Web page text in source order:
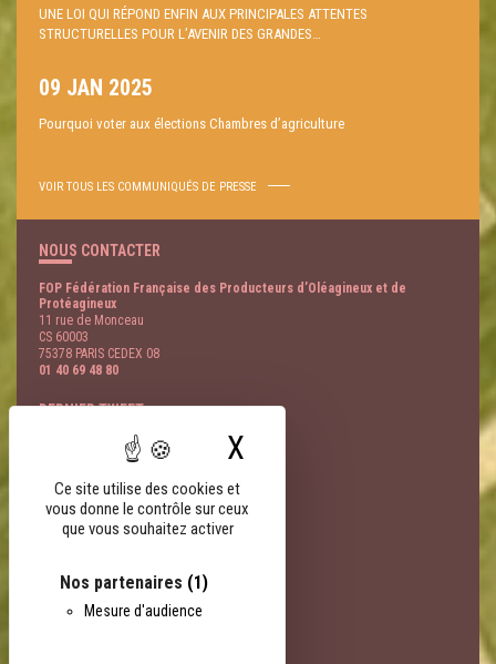
Ce site utilise des cookies et
vous donne le contrôle sur ceux
que vous souhaitez activer
Nos partenaires (1)
Mesure d'audience
X Masquer le
UNE LOI QUI RÉPOND ENFIN AUX PRINCIPALES ATTENTES
STRUCTURELLES POUR L’AVENIR DES GRANDES…
09 JAN 2025
Pourquoi voter aux élections Chambres d’agriculture
VOIR TOUS LES COMMUNIQUÉS DE PRESSE
NOUS CONTACTER
FOP Fédération Française des Producteurs d’Oléagineux et de
Protéagineux
11 rue de Monceau
CS 60003
75378 PARIS CEDEX 08
01 40 69 48 80
DERNIER TWEET
LIENS PARTENAIRES
FNSEA
AGPB
EOA
Terres Univia
Terres Inovia